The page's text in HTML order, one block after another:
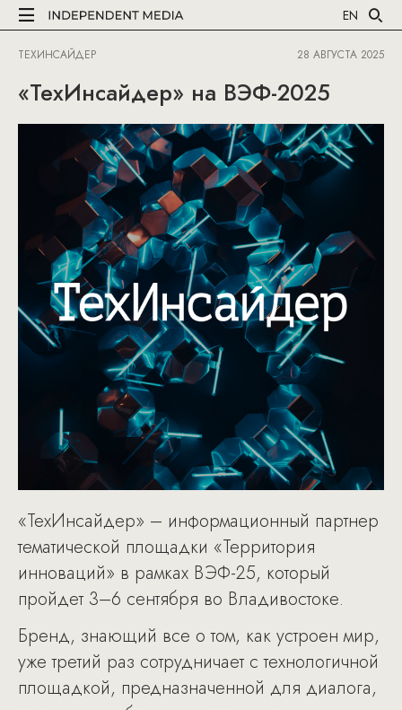
EN
ТЕХИНСАЙДЕР 28 АВГУСТА 2025
«ТехИнсайдер» на ВЭФ-2025
«ТехИнсайдер» – информационный партнер
тематической площадки «Территория
инноваций» в рамках ВЭФ-25, который
пройдет 3–6 сентября во Владивостоке.
Бренд, знающий все о том, как устроен мир,
уже третий раз сотрудничает с технологичной
площадкой, предназначенной для диалога,